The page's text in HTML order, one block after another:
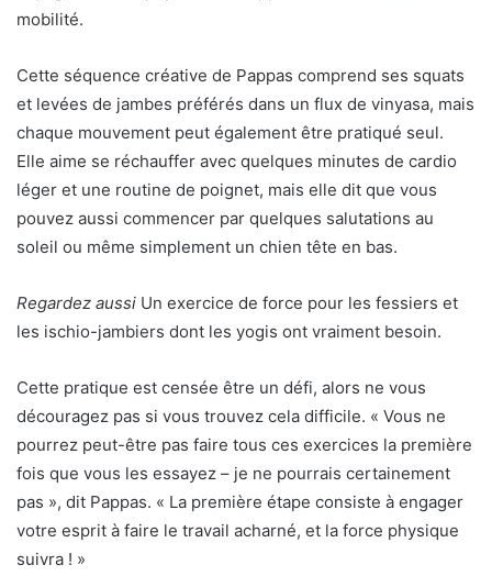
mobilité.
Cette séquence créative de Pappas comprend ses squats
et levées de jambes préférés dans un flux de vinyasa, mais
chaque mouvement peut également être pratiqué seul.
Elle aime se réchauffer avec quelques minutes de cardio
léger et une routine de poignet, mais elle dit que vous
pouvez aussi commencer par quelques salutations au
soleil ou même simplement un chien tête en bas.
Regardez aussi Un exercice de force pour les fessiers et
les ischio-jambiers dont les yogis ont vraiment besoin.
Cette pratique est censée être un défi, alors ne vous
découragez pas si vous trouvez cela difficile. « Vous ne
pourrez peut-être pas faire tous ces exercices la première
fois que vous les essayez – je ne pourrais certainement
pas », dit Pappas. « La première étape consiste à engager
votre esprit à faire le travail acharné, et la force physique
suivra ! »